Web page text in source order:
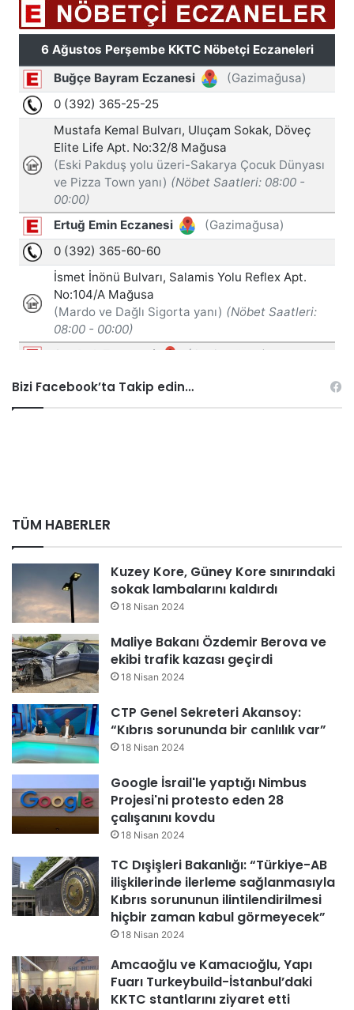
Bizi Facebook’ta Takip edin…
TÜM HABERLER
Kuzey Kore, Güney Kore sınırındaki
sokak lambalarını kaldırdı
18 Nisan 2024
Maliye Bakanı Özdemir Berova ve
ekibi trafik kazası geçirdi
18 Nisan 2024
CTP Genel Sekreteri Akansoy:
“Kıbrıs sorununda bir canlılık var”
18 Nisan 2024
Google İsrail'le yaptığı Nimbus
Projesi'ni protesto eden 28
çalışanını kovdu
18 Nisan 2024
TC Dışişleri Bakanlığı: “Türkiye-AB
ilişkilerinde ilerleme sağlanmasıyla
Kıbrıs sorununun ilintilendirilmesi
hiçbir zaman kabul görmeyecek”
18 Nisan 2024
Amcaoğlu ve Kamacıoğlu, Yapı
Fuarı Turkeybuild-İstanbul’daki
KKTC stantlarını ziyaret etti